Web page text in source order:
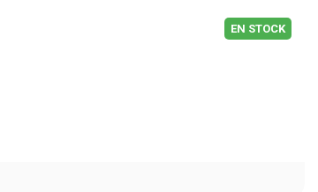
EN STOCK